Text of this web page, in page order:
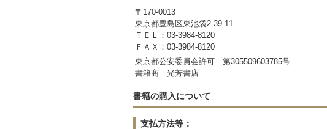
〒170-0013
東京都豊島区東池袋2-39-11
ＴＥＬ：03-3984-8120
ＦＡＸ：03-3984-8120
東京都公安委員会許可 第305509603785号
書籍商 光芳書店
書籍の購入について
支払方法等：